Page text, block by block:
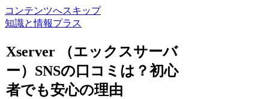
コンテンツへスキップ
知識と情報プラス
Xserver （エックスサーバ
ー）SNSの口コミは？初心
者でも安心の理由